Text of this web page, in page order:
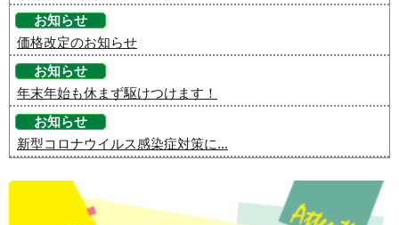
お知らせ
価格改定のお知らせ
お知らせ
年末年始も休まず駆けつけます！
お知らせ
新型コロナウイルス感染症対策に...